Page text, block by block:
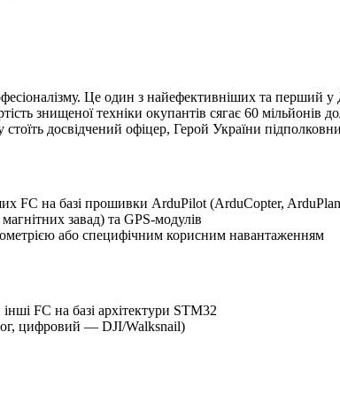
Це один з найефективніших та перший
знищеної техніки окупантів сягає 60 мільйонів
досвідчений офіцер, Герой України
FC на базі прошивки ArduPilot (ArduCopter,
завад) та GPS-модулів
або специфічним корисним навантаженням
FC на базі архітектури STM32
цифровий — DJI/Walksnail)